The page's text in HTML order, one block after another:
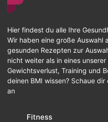
Hier findest du alle Ihre
Wir haben eine große Auswahl
gesunden Rezepten zur
nicht weiter als in eines
Gewichtsverlust, Training und
deinen BMI wissen? Schaue
an
Fitness